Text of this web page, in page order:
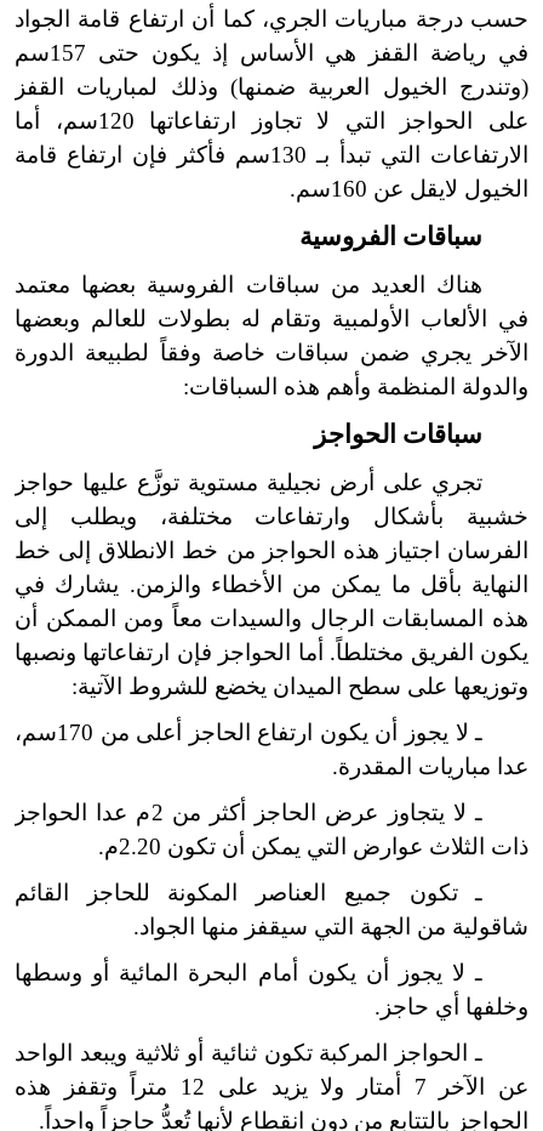
حسب درجة مباريات الجري، كما أن ارتفاع قامة الجواد
في رياضة القفز هي الأساس إذ يكون حتى 157سم
(وتندرج الخيول العربية ضمنها) وذلك لمباريات القفز
على الحواجز التي لا تجاوز ارتفاعاتها 120سم، أما
الارتفاعات التي تبدأ بـ 130سم فأكثر فإن ارتفاع قامة
الخيول لايقل عن 160سم.
سباقات الفروسية
هناك العديد من سباقات الفروسية بعضها معتمد
في الألعاب الأولمبية وتقام له بطولات للعالم وبعضها
الآخر يجري ضمن سباقات خاصة وفقاً لطبيعة الدورة
والدولة المنظمة وأهم هذه السباقات:
سباقات الحواجز
تجري على أرض نجيلية مستوية توزَّع عليها حواجز
خشبية بأشكال وارتفاعات مختلفة، ويطلب إلى
الفرسان اجتياز هذه الحواجز من خط الانطلاق إلى خط
النهاية بأقل ما يمكن من الأخطاء والزمن. يشارك في
هذه المسابقات الرجال والسيدات معاً ومن الممكن أن
يكون الفريق مختلطاً. أما الحواجز فإن ارتفاعاتها ونصبها
وتوزيعها على سطح الميدان يخضع للشروط الآتية:
ـ لا يجوز أن يكون ارتفاع الحاجز أعلى من 170سم،
عدا مباريات المقدرة.
ـ لا يتجاوز عرض الحاجز أكثر من 2م عدا الحواجز
ذات الثلاث عوارض التي يمكن أن تكون 2.20م.
ـ تكون جميع العناصر المكونة للحاجز القائم
شاقولية من الجهة التي سيقفز منها الجواد.
ـ لا يجوز أن يكون أمام البحرة المائية أو وسطها
وخلفها أي حاجز.
ـ الحواجز المركبة تكون ثنائية أو ثلاثية ويبعد الواحد
عن الآخر 7 أمتار ولا يزيد على 12 متراً وتقفز هذه
الحواجز بالتتابع من دون انقطاع لأنها تُعدُّ حاجزاً واحداً.